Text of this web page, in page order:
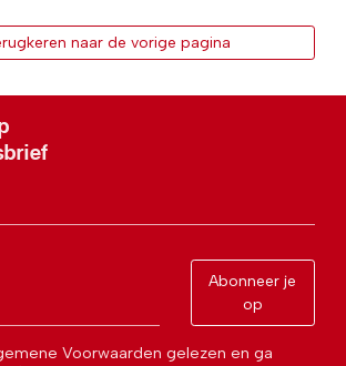
naar de vorige pagina
Abonneer je
op
Voorwaarden gelezen en ga